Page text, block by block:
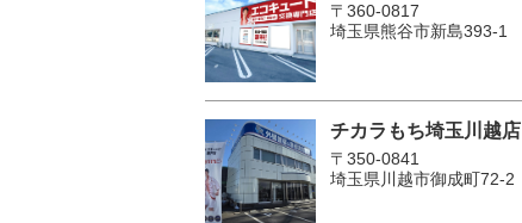
〒360-0817
埼玉県熊谷市新島393-1
チカラもち埼玉川越店
〒350-0841
埼玉県川越市御成町72-2